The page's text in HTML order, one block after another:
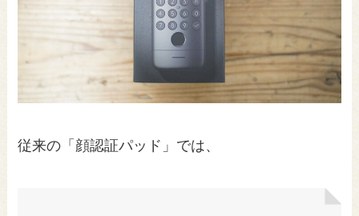
従来の「顔認証パッド」では、